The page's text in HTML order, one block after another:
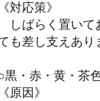
《対応策》
しばらく置いて
も差し支えあり
黒・赤・黄・茶
《原因》